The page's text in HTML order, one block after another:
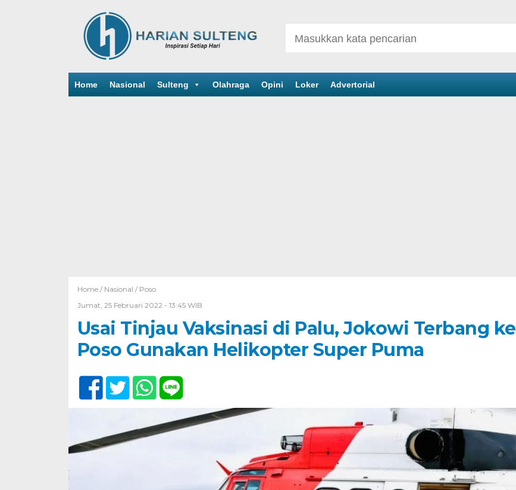
Home Nasional Sulteng Olahraga Opini Loker Advertorial
Home / Nasional / Poso
Jumat, 25 Februari 2022 - 13:45 WIB
Usai Tinjau Vaksinasi di Palu, Jokowi Terbang ke
Poso Gunakan Helikopter Super Puma